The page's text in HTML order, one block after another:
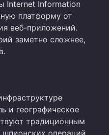
Internet Information
платформу от
веб-приложений.
заметно сложнее,
и географическое
традиционным
операций.